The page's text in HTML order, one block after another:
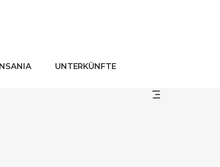
UNTERKÜNFTE